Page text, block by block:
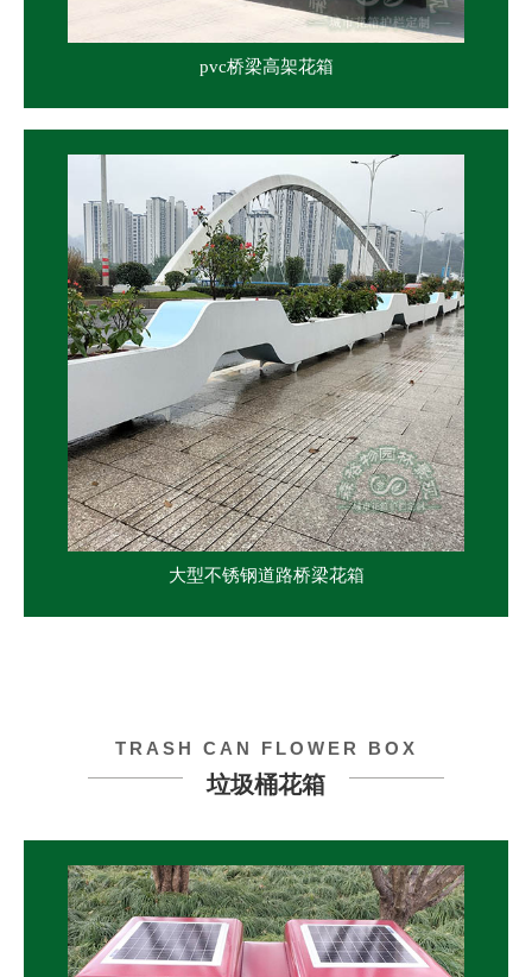
pvc桥梁高架花箱
大型不锈钢道路桥梁花箱
TRASH CAN FLOWER BOX
垃圾桶花箱